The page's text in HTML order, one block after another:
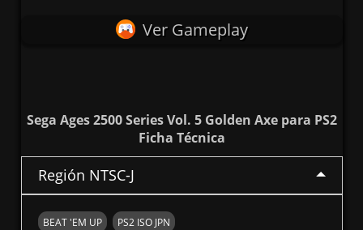
Ver Gameplay
Sega Ages 2500 Series Vol. 5 Golden Axe para PS2
Ficha Técnica
Región NTSC-J
BEAT 'EM UP PS2 ISO JPN